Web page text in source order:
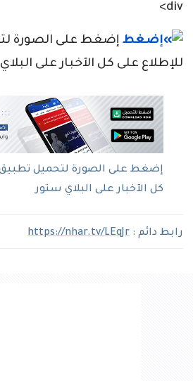
div>
إضغط على الصورة
للإطلاع على كل الآخبار على
إضغط على الصورة لتحميل تطبيق
كل الآخبار على البلاي ستور
رابط دائم : https://nhar.tv/LEqJr